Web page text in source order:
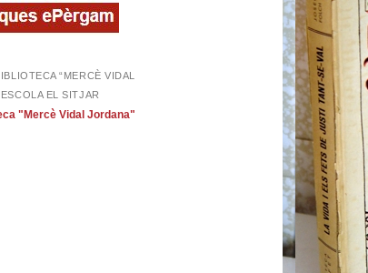
“MERCÈ VIDAL
EL SITJAR
"Mercè Vidal Jordana"